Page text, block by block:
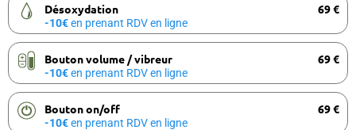
Désoxydation 69 €
-10€en prenant RDV en ligne
Bouton volume / vibreur 69 €
-10€en prenant RDV en ligne
Bouton on/off 69 €
-10€en prenant RDV en ligne